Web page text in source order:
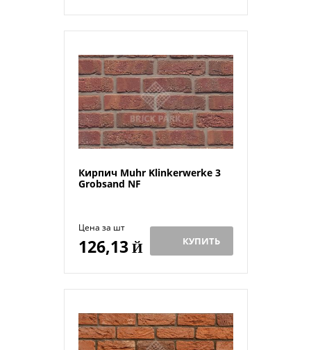
Кирпич Muhr Klinkerwerke 3
Grobsand NF
Цена за шт
126,13Й КУПИТЬ